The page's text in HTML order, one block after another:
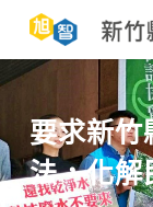
main
content
要求新竹
法，化解